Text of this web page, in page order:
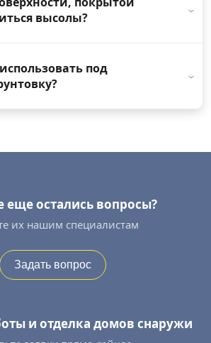
высолы?
под
еще остались вопросы?
их нашим специалистам
Задать вопрос
и отделка домов снаружи